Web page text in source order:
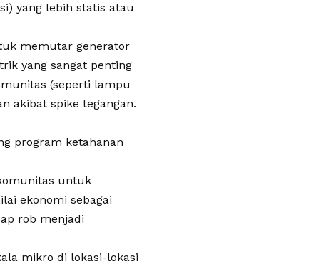
yang lebih statis atau
memutar generator
yang sangat penting
(seperti lampu
akibat spike tegangan.
program ketahanan
untuk
ekonomi sebagai
rob menjadi
mikro di lokasi-lokasi